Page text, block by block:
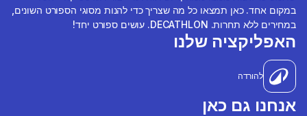
במקום אחד. כאן תמצאו כל מה שצריך כדי להנות מסוגי הספורט השונים,
במחירים ללא תחרות. DECATHLON. עושים ספורט יחד!
האפליקציה שלנו
להורדה
אנחנו גם כאן